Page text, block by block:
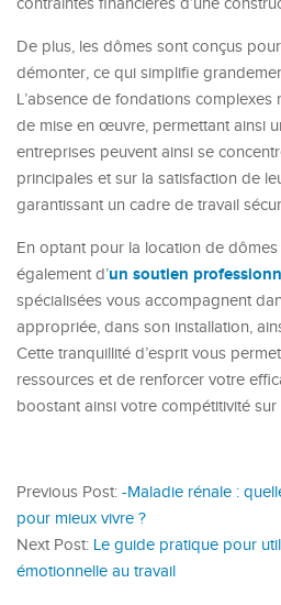
contraintes financières d’une
De plus, les dômes sont conçus
démonter, ce qui simplifie
L’absence de fondations
de mise en œuvre, permettant ainsi
entreprises peuvent ainsi se
principales et sur la satisfaction de
garantissant un cadre de travail
En optant pour la location de
également d’un soutien
spécialisées vous accompagnent
appropriée, dans son installation,
Cette tranquillité d’esprit vous
ressources et de renforcer votre
boostant ainsi votre compétitivité sur
Previous Post: -Maladie rénale :
pour mieux vivre ?
Next Post: Le guide pratique pour
émotionnelle au travail